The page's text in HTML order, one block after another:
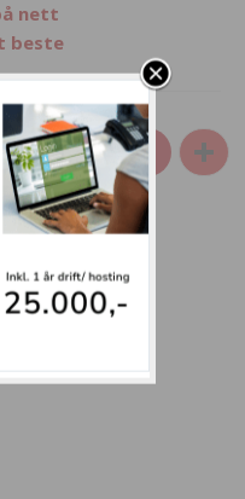
nett
beste
Pinterest